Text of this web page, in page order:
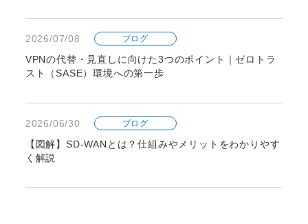
2026/07/08 ブログ
VPNの代替・見直しに向けた3つのポイント｜ゼロトラ
スト（SASE）環境への第一歩
2026/06/30 ブログ
【図解】SD-WANとは？仕組みやメリットをわかりやす
く解説